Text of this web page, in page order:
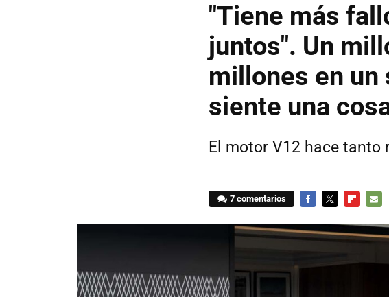
"Tiene más
juntos". Un
millones en
siente una
El motor V12 hace
7 comentarios
MAIL